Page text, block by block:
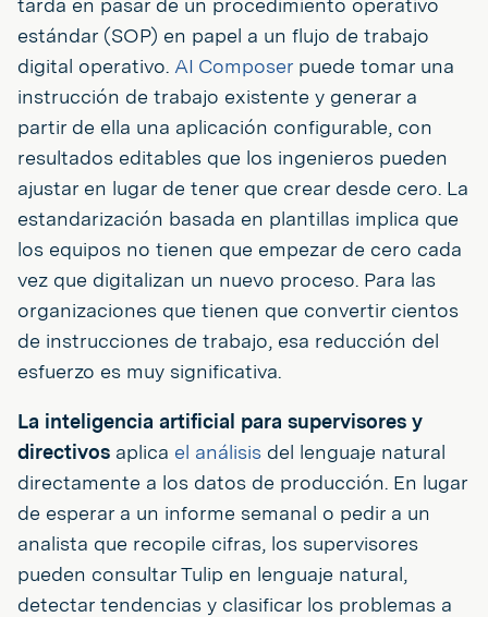
tarda en pasar de un procedimiento operativo
estándar (SOP) en papel a un flujo de trabajo
digital operativo. AI Composer puede tomar una
instrucción de trabajo existente y generar a
partir de ella una aplicación configurable, con
resultados editables que los ingenieros pueden
ajustar en lugar de tener que crear desde cero. La
estandarización basada en plantillas implica que
los equipos no tienen que empezar de cero cada
vez que digitalizan un nuevo proceso. Para las
organizaciones que tienen que convertir cientos
de instrucciones de trabajo, esa reducción del
esfuerzo es muy significativa.
La inteligencia artificial para supervisores y
directivos aplica el análisis del lenguaje natural
directamente a los datos de producción. En lugar
de esperar a un informe semanal o pedir a un
analista que recopile cifras, los supervisores
pueden consultar Tulip en lenguaje natural,
detectar tendencias y clasificar los problemas a